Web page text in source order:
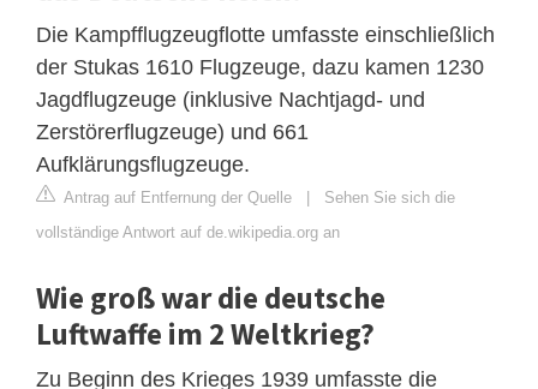
Die Kampfflugzeugflotte umfasste einschließlich
der Stukas 1610 Flugzeuge, dazu kamen 1230
Jagdflugzeuge (inklusive Nachtjagd- und
Zerstörerflugzeuge) und 661
Aufklärungsflugzeuge.
Antrag auf Entfernung der Quelle
Sehen Sie sich die
vollständige Antwort auf de.wikipedia.org an
Wie groß war die deutsche
Luftwaffe im 2 Weltkrieg?
Zu Beginn des Krieges 1939 umfasste die